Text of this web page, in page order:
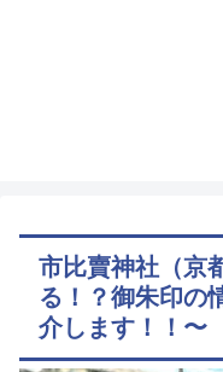
市比賣神社（京
る！？御朱印の
介します！！〜